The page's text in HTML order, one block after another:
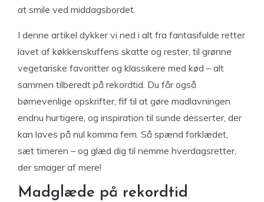
at smile ved middagsbordet.
I denne artikel dykker vi ned i alt fra fantasifulde retter
lavet af køkkenskuffens skatte og rester, til grønne
vegetariske favoritter og klassikere med kød – alt
sammen tilberedt på rekordtid. Du får også
børnevenlige opskrifter, fif til at gøre madlavningen
endnu hurtigere, og inspiration til sunde desserter, der
kan laves på nul komma fem. Så spænd forklædet,
sæt timeren – og glæd dig til nemme hverdagsretter,
der smager af mere!
Madglæde på rekordtid